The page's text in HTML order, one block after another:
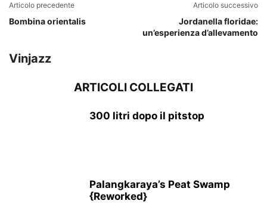
Articolo precedente
Bombina orientalis
Articolo successivo
Jordanella floridae:
un’esperienza d’allevamento
Vinjazz
ARTICOLI COLLEGATI
300 litri dopo il pitstop
Palangkaraya’s Peat Swamp
{Reworked}